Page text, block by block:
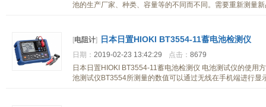
池的生产厂家、种类、容量等的不同而不同。需要重新测量
[电阻计] 日本日置HIOKI BT3554-11蓄电池检测仪
日期： 2019-02-23 13:42:29 点击： 8679
日本日置HIOKI BT3554-11蓄电池检测仪 电池测试仪的使用
池测试仪BT3554所测量的数值可以通过无线在手机端进行显